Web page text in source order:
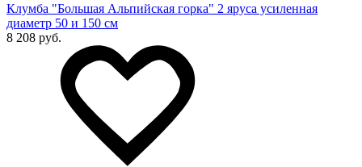
Клумба "Большая Альпийская горка" 2 яруса усиленная
диаметр 50 и 150 см
8 208 руб.